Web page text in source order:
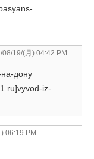
08/19/(月) 04:42 PM
дону
iz-
06:19 PM